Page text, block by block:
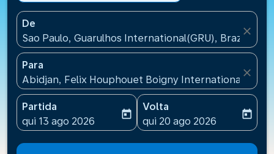
De
Sao Paulo, Guarulhos International(GRU), Brazil
close
Para
Abidjan, Felix Houphouet Boigny International
close
Partida
fc-booking-departure-date-aria-label
qui 13 ago 2026
today
Volta
fc-booking-return-date-
qui 20 ago 2026
today